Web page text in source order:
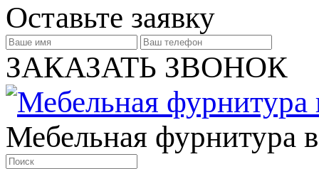
Оставьте заявку
ЗАКАЗАТЬ ЗВОНОК
Мебельная фурнитура